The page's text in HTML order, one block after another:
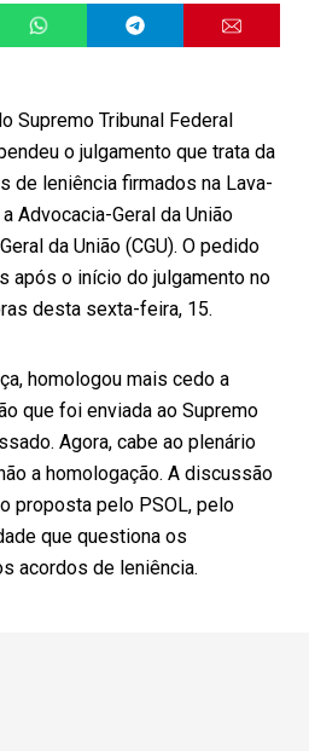
Supremo Tribunal Federal
o julgamento que trata da
de leniência firmados na Lava-
Advocacia-Geral da União
da União (CGU). O pedido
após o início do julgamento no
desta sexta-feira, 15.
homologou mais cedo a
que foi enviada ao Supremo
Agora, cabe ao plenário
a homologação. A discussão
proposta pelo PSOL, pelo
que questiona os
acordos de leniência.